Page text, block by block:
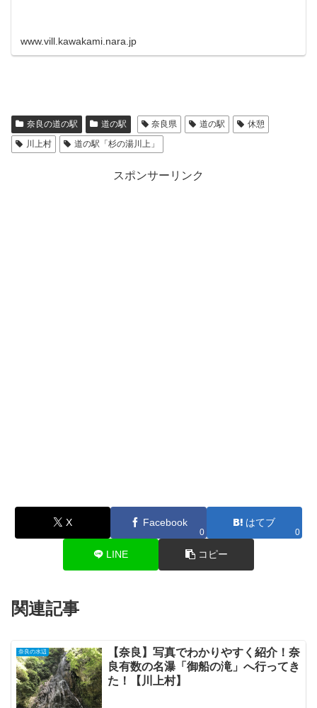
www.vill.kawakami.nara.jp
奈良の道の駅 道の駅 奈良県 道の駅
休憩
川上村
道の駅「杉の湯川上」
スポンサーリンク
X Facebook
0
はてブ
0
LINE コピー
関連記事
奈良の水辺
【奈良】写真でわかりやすく紹介！奈
良有数の名瀑「御船の滝」へ行ってき
た！【川上村】